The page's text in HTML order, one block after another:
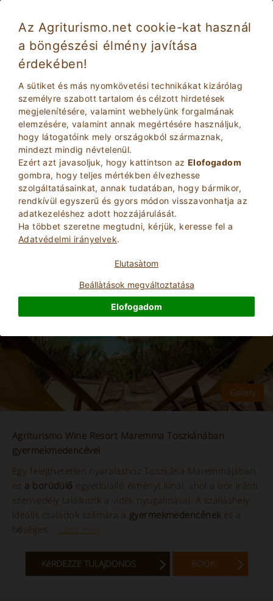
Az Agriturismo.net cookie-kat használ
a böngészési élmény javítása
érdekében!
A sütiket és más nyomkövetési technikákat kizárólag
személyre szabott tartalom és célzott hirdetések
megjelenítésére, valamint webhelyünk forgalmának
elemzésére, valamint annak megértésére használjuk,
hogy látogatóink mely országokból származnak,
mindezt mindig névtelenül.
Ezért azt javasoljuk, hogy kattintson az Elofogadom
gombra, hogy teljes mértékben élvezhesse
szolgáltatásainkat, annak tudatában, hogy bármikor,
rendkívül egyszerű és gyors módon visszavonhatja az
adatkezeléshez adott hozzájárulását.
Ha többet szeretne megtudni, kérjük, keresse fel a
Adatvédelmi irányelvek.
Elutasà­tom
Beállà­tások megváltoztatása
Elofogadom
Gavorrano 5471
Grosseto, Gavorrano(Lásd Térkép)
Instant Booking 26Ágyhelyek
KéRDEZZE TULAJDONOS BOOK
További információ
Agriturismo Wine Resort Maremma Toszkánában
gyermekmedencével
Egy felejthetetlen nyaraláshoz Toszkána Maremmájában,
ez a borüdülő egyedülálló élményt kínál, ahol a bor iránti
szenvedély találkozik a vidék nyugalmával. A szálláshely
ideális családok számára a gyermekmedencének és a
bőséges...
Lásd még
KéRDEZZE TULAJDONOS BOOK